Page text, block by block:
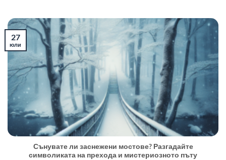
Сънувате ли заснежени мостове? Разгадайте
символиката на прехода и мистериозното пъту
27
юли